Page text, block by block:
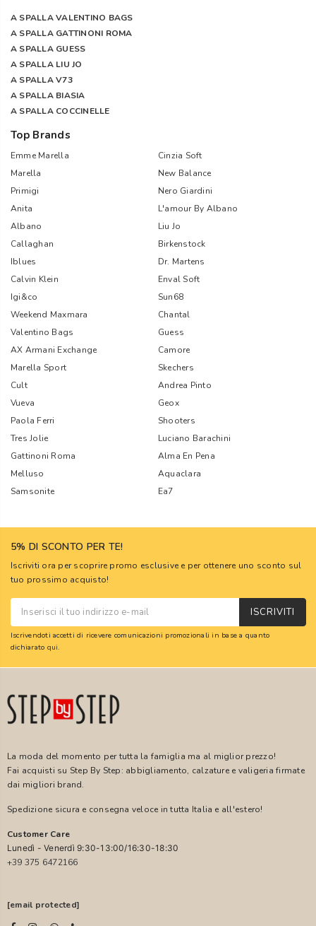
A SPALLA VALENTINO BAGS
A SPALLA GATTINONI ROMA
A SPALLA GUESS
A SPALLA LIU JO
A SPALLA V73
A SPALLA BIASIA
A SPALLA COCCINELLE
Top Brands
Emme Marella
Cinzia Soft
Marella
New Balance
Primigi
Nero Giardini
Anita
L'amour By Albano
Albano
Liu Jo
Callaghan
Birkenstock
Iblues
Dr. Martens
Calvin Klein
Enval Soft
Igi&co
Sun68
Weekend Maxmara
Chantal
Valentino Bags
Guess
AX Armani Exchange
Camore
Marella Sport
Skechers
Cult
Andrea Pinto
Vueva
Geox
Paola Ferri
Shooters
Tres Jolie
Luciano Barachini
Gattinoni Roma
Alma En Pena
Melluso
Aquaclara
Samsonite
Ea7
5% DI SCONTO PER TE!
Iscriviti ora per scoprire promo esclusive e per ottenere uno sconto sul
tuo prossimo acquisto!
ISCRIVITI
Iscrivendoti accetti di ricevere comunicazioni promozionali in base a quanto
dichiarato qui.
La moda del momento per tutta la famiglia ma al miglior prezzo!
Fai acquisti su Step By Step: abbigliamento, calzature e valigeria firmate
dai migliori brand.
Spedizione sicura e consegna veloce in tutta Italia e all'estero!
Customer Care
Lunedì - Venerdì 9:30-13:00/16:30-18:30
+39 375 6472166
[email protected]